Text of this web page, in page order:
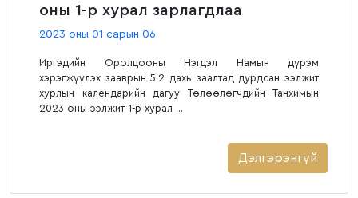
оны 1-р хурал зарлагдлаа
2023 оны 01 сарын 06
Иргэдийн Оролцооны Нэгдэл Намын дүрэм
хэрэгжүүлэх зааврын 5.2 дахь заалтад дурдсан ээлжит
хурлын календарийн дагуу Төлөөлөгчдийн Танхимын
2023 оны ээлжит 1-р хурал ...
Дэлгэрэнгүй